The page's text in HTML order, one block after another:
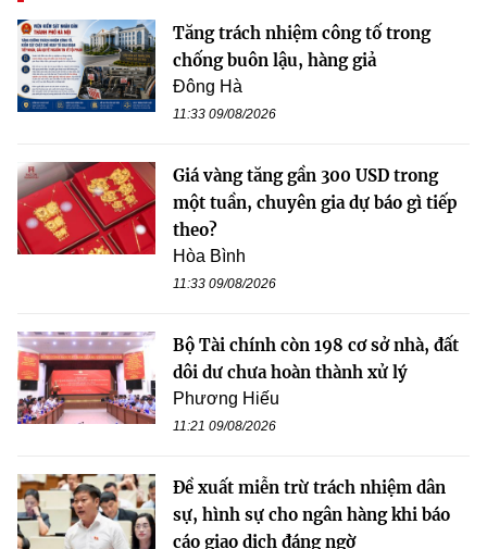
Tăng trách nhiệm công tố trong
chống buôn lậu, hàng giả
Đông Hà
11:33 09/08/2026
Giá vàng tăng gần 300 USD trong
một tuần, chuyên gia dự báo gì tiếp
theo?
Hòa Bình
11:33 09/08/2026
Bộ Tài chính còn 198 cơ sở nhà, đất
dôi dư chưa hoàn thành xử lý
Phương Hiếu
11:21 09/08/2026
Đề xuất miễn trừ trách nhiệm dân
sự, hình sự cho ngân hàng khi báo
cáo giao dịch đáng ngờ